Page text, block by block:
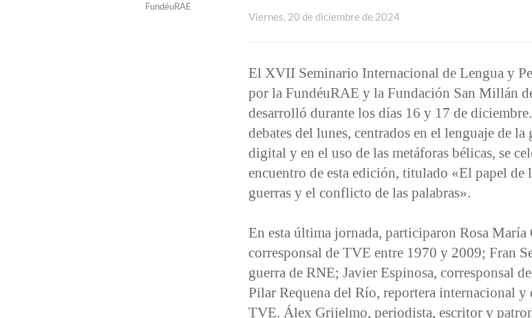
FundéuRAE
Viernes, 20 de diciembre de 2024
El XVII Seminario Internacional de Lengua y
por la FundéuRAE y la Fundación San Millán
desarrolló durante los días 16 y 17 de
debates del lunes, centrados en el lenguaje de la
digital y en el uso de las metáforas bélicas, se
encuentro de esta edición, titulado «El papel de
guerras y el conflicto de las palabras».
En esta última jornada, participaron Rosa María
corresponsal de TVE entre 1970 y 2009; Fran
guerra de RNE; Javier Espinosa, corresponsal
Pilar Requena del Río, reportera internacional y
TVE. Álex Grijelmo, periodista, escritor y